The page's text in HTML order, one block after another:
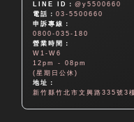
LINE ID：@y5500660
電話：03-5500660
申訴專線：
0800-035-180
營業時間：
W1-W6
12pm - 08pm
(星期日公休)
地址：
新竹縣竹北市文興路335號3